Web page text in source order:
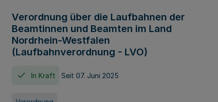
Verordnung über die Laufbahnen der
Beamtinnen und Beamten im Land
Nordrhein-Westfalen
(Laufbahnverordnung - LVO)
In Kraft Seit 07. Juni 2025